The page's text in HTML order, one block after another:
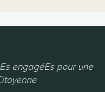
engagéEs pour une